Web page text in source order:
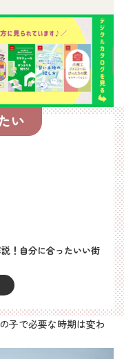
い
！自分に合ったいい街
子で必要な時期は変わ